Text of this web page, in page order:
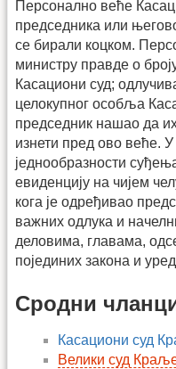
Персонално веће
председника или
се бирали коцком.
министру правде о
Касациони суд;
целокупног особља
председник нашао да
изнети пред ово веће.
једнообразности
евиденцију на чијем
кога је одређивао
важних одлука и
деловима, главама,
појединих закона и
Сродни
Касациони суд
Велики суд